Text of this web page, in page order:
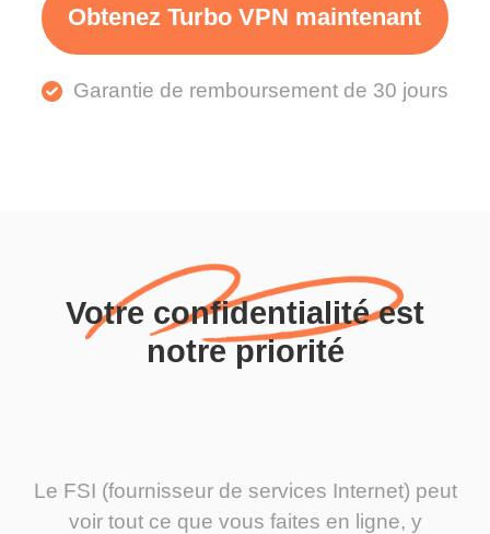
Obtenez Turbo VPN maintenant
Garantie de remboursement de 30 jours
Votre confidentialité est
notre priorité
Le FSI (fournisseur de services Internet) peut
voir tout ce que vous faites en ligne, y